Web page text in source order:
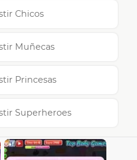
Chicos
Muñecas
Princesas
Superheroes